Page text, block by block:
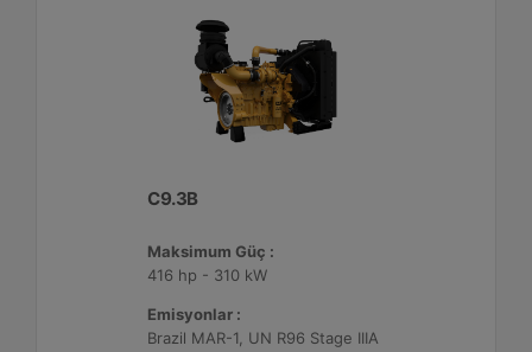
C9.3B
Maksimum Güç :
416 hp - 310 kW
Emisyonlar :
Brazil MAR-1, UN R96 Stage IIIA